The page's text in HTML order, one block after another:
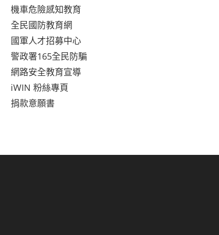
機車危險感知教育
全民國防教育網
國軍人才招募中心
警政署165全民防騙
網路安全教育宣導
iWIN 粉絲專頁
捐款意願書